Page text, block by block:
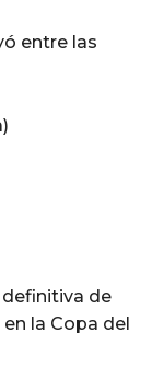
entre las
de
la Copa del